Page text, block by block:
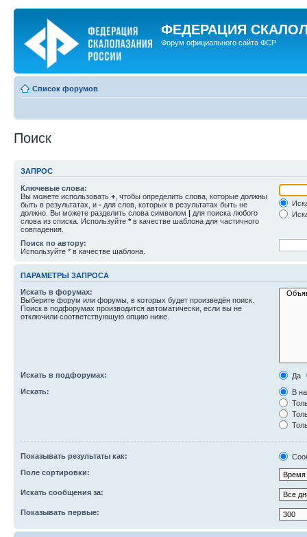
ФЕДЕРАЦИЯ
Форум официального сайта ФСР
Список форумов
Поиск
ЗАПРОС
Ключевые слова:
Вы можете использовать + , чтобы определить слова, которые должны
быть в результатах, и - для слов, которых в результатах быть не
должно. Вы можете разделить слова символом | для поиска любого
слова из списка. Используйте * в качестве шаблона для частичного
совпадения.
Поиск по автору:
Используйте * в качестве шаблона.
ПАРАМЕТРЫ ЗАПРОСА
Искать в форумах:
Выберите форум или форумы, в которых будет произведён поиск.
Поиск в подфорумах производится автоматически, если вы не
отключили соответствующую опцию ниже.
Искать в подфорумах:
Да
Искать:
В
Показывать результаты как:
Поле сортировки:
Искать сообщения за:
Показывать первые: